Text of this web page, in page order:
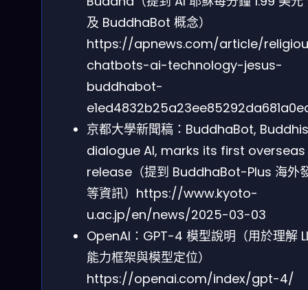
及 BuddhaBot 概念）
https://apnews.com/article/
chatbots-ai-technology-jesus-
buddhabot-
京都大學新聞稿：BuddhaBot,
dialogue AI, marks its first overseas
release（提到 BuddhaBot-Plus 海外
等資訊）https://www.kyoto-
u.ac.jp/en/news/2025-03-03
OpenAI：GPT-4 模型說明（用於理解
能力框架與模型定位）
https://openai.com/index/gpt-4/